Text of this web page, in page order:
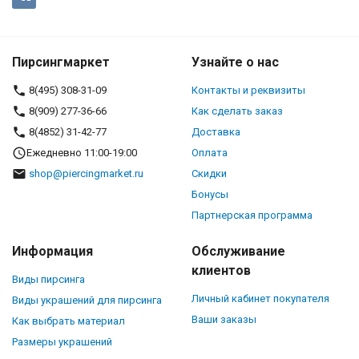
Пирсингмаркет
8(495) 308-31-09
8(909) 277-36-66
8(4852) 31-42-77
Ежедневно 11:00-19:00
shop@piercingmarket.ru
Узнайте о нас
Контакты и реквизиты
Как сделать заказ
Доставка
Оплата
Скидки
Бонусы
Партнерская программа
Информация
Виды пирсинга
Виды украшений для пирсинга
Как выбрать материал
Размеры украшений
Обслуживание
клиентов
Личный кабинет покупателя
Ваши заказы